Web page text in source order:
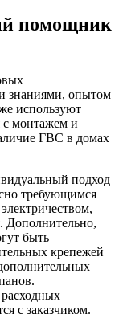
помощник
знаниями, опытом
используют
с монтажем и
ГВС в домах
подход
требующимся
Дополнительно,
быть
крепежей
с заказчиком.